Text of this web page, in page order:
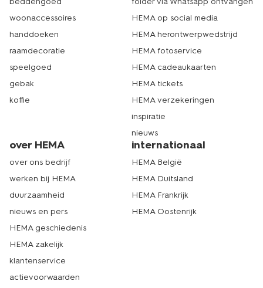
woonaccessoires
handdoeken
raamdecoratie
speelgoed
gebak
koffie
HEMA op social media
HEMA herontwerpwedstrijd
HEMA fotoservice
HEMA cadeaukaarten
HEMA tickets
HEMA verzekeringen
inspiratie
nieuws
over HEMA
over ons bedrijf
werken bij HEMA
duurzaamheid
nieuws en pers
HEMA geschiedenis
HEMA zakelijk
klantenservice
actievoorwaarden
internationaal
HEMA België
HEMA Duitsland
HEMA Frankrijk
HEMA Oostenrijk